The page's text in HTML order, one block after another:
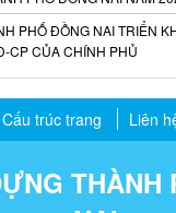
PHỐ ĐỒNG NAI TRIỂN
CP CỦA CHÍNH PHỦ
Cấu trúc trang Liên
THÀNH